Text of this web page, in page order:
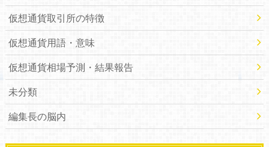
仮想通貨取引所の特徴
仮想通貨用語・意味
仮想通貨相場予測・結果報告
未分類
編集長の脳内